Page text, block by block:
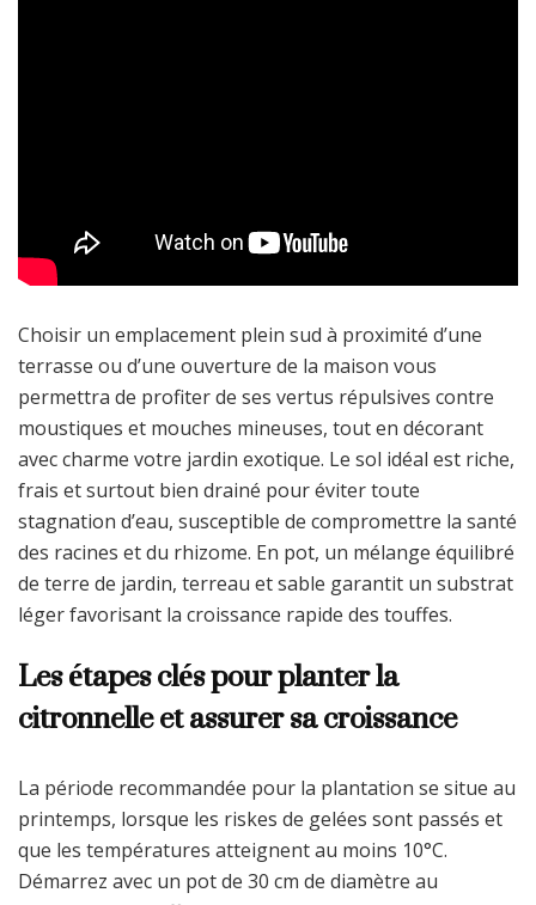
Choisir un emplacement plein sud à proximité d’une
terrasse ou d’une ouverture de la maison vous
permettra de profiter de ses vertus répulsives contre
moustiques et mouches mineuses, tout en décorant
avec charme votre jardin exotique. Le sol idéal est riche,
frais et surtout bien drainé pour éviter toute
stagnation d’eau, susceptible de compromettre la santé
des racines et du rhizome. En pot, un mélange équilibré
de terre de jardin, terreau et sable garantit un substrat
léger favorisant la croissance rapide des touffes.
Les étapes clés pour planter la
citronnelle et assurer sa croissance
La période recommandée pour la plantation se situe au
printemps, lorsque les riskes de gelées sont passés et
que les températures atteignent au moins 10°C.
Démarrez avec un pot de 30 cm de diamètre au